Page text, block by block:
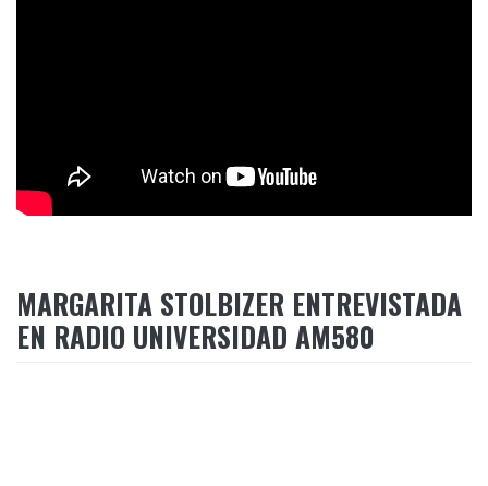
MARGARITA STOLBIZER ENTREVISTADA
EN RADIO UNIVERSIDAD AM580